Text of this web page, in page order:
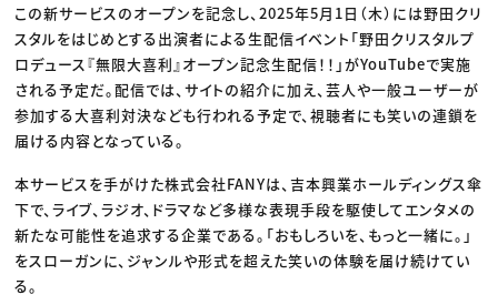
この新サービスのオープンを記念し、2025年5月1日（木）には野田クリ
スタルをはじめとする出演者による生配信イベント「野田クリスタルプ
ロデュース『無限大喜利』オープン記念生配信！！」がYouTubeで実施
される予定だ。配信では、サイトの紹介に加え、芸人や一般ユーザーが
参加する大喜利対決なども行われる予定で、視聴者にも笑いの連鎖を
届ける内容となっている。
本サービスを手がけた株式会社FANYは、吉本興業ホールディングス傘
下で、ライブ、ラジオ、ドラマなど多様な表現手段を駆使してエンタメの
新たな可能性を追求する企業である。「おもしろいを、もっと一緒に。」
をスローガンに、ジャンルや形式を超えた笑いの体験を届け続けてい
る。